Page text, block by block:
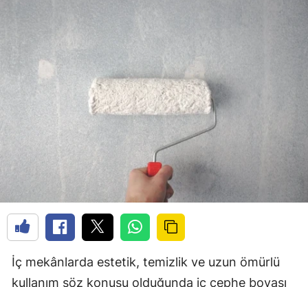
İç mekânlarda estetik, temizlik ve uzun ömürlü
kullanım söz konusu olduğunda iç cephe boyası